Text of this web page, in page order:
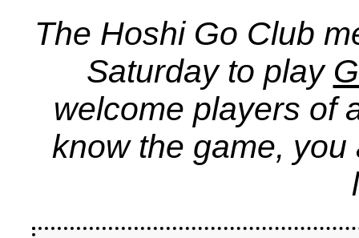
The Hoshi Go Club
Saturday to play
welcome players of
know the game,